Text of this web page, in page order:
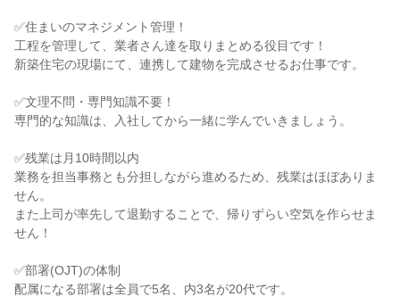
✅住まいのマネジメント管理！
工程を管理して、業者さん達を取りまとめる役目です！
新築住宅の現場にて、連携して建物を完成させるお仕事です。
✅文理不問・専門知識不要！
専門的な知識は、入社してから一緒に学んでいきましょう。
✅残業は月10時間以内
業務を担当事務とも分担しながら進めるため、残業はほぼありま
せん。
また上司が率先して退勤することで、帰りずらい空気を作らせま
せん！
✅部署(OJT)の体制
配属になる部署は全員で5名、内3名が20代です。